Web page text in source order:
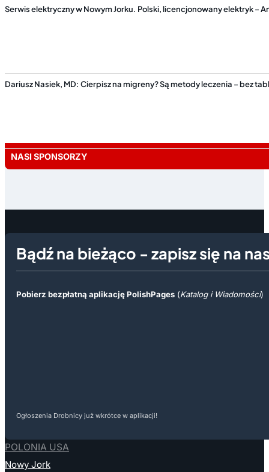
Serwis elektryczny w Nowym Jorku. Polski, licencjonowany elektryk –
Dariusz Nasiek, MD: Cierpisz na migreny? Są metody leczenia – bez
NASI SPONSORZY
Bądź na bieżąco - zapisz się na
Pobierz bezpłatną aplikację PolishPages (Katalog i Wiadomości)
Ogłoszenia Drobnicy już wkrótce w aplikacji!
POLONIA USA
Nowy Jork